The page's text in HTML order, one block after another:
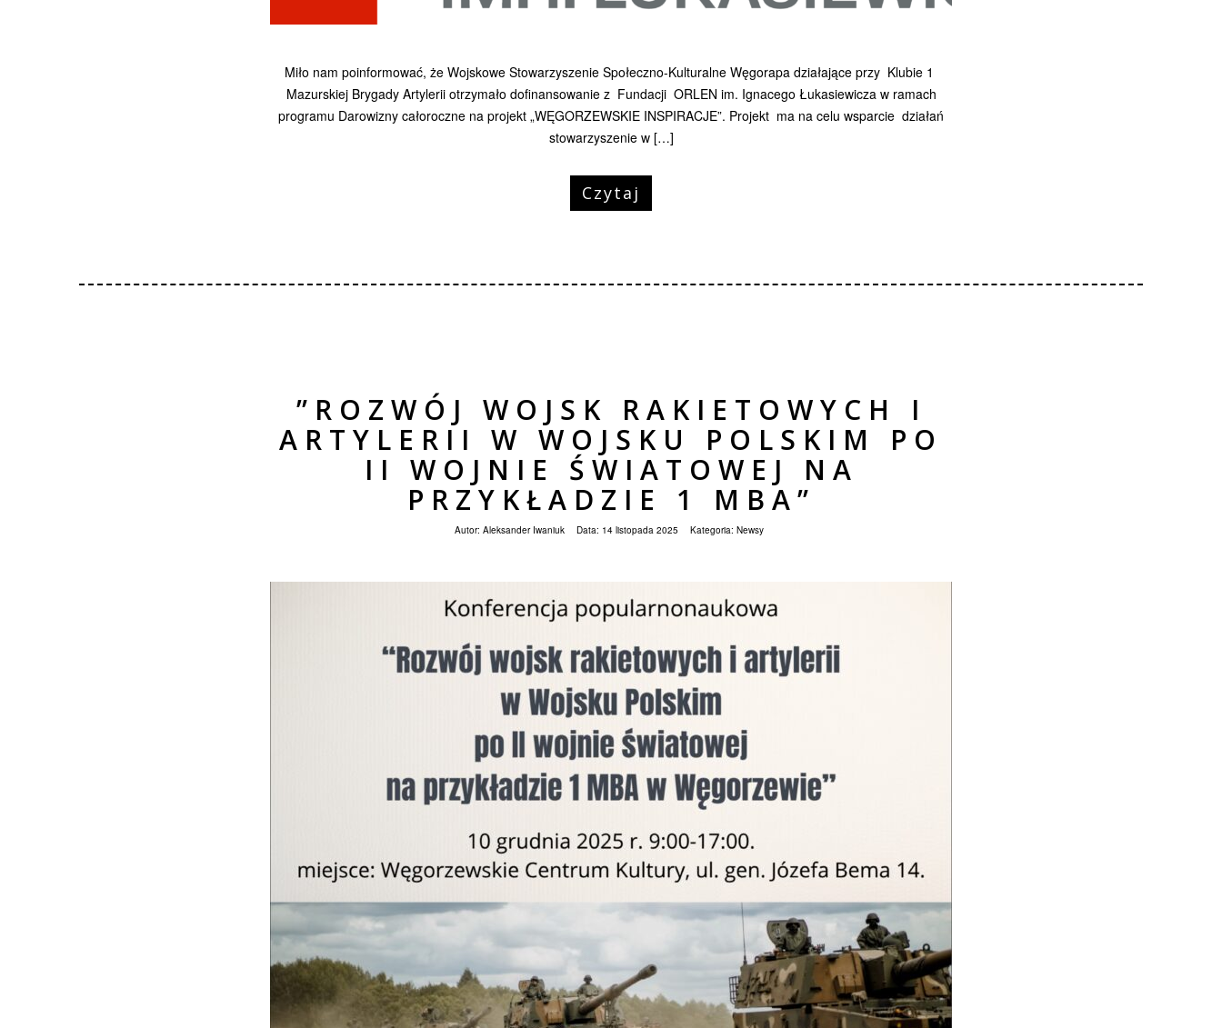
Miło nam poinformować, że Wojskowe Stowarzyszenie Społeczno-Kulturalne Węgorapa działające przy Klubie 1
Mazurskiej Brygady Artylerii otrzymało dofinansowanie z Fundacji ORLEN im. Ignacego Łukasiewicza w ramach
programu Darowizny całoroczne na projekt „WĘGORZEWSKIE INSPIRACJE”. Projekt ma na celu wsparcie działań
stowarzyszenie w […]
Czytaj
”ROZWÓJ WOJSK RAKIETOWYCH I
ARTYLERII W WOJSKU POLSKIM PO
II WOJNIE ŚWIATOWEJ NA
PRZYKŁADZIE 1 MBA”
Autor: Aleksander Iwaniuk Data: 14 listopada 2025 Kategoria: Newsy